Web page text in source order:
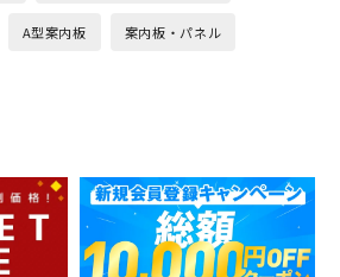
A型案内板 案内板・パネル